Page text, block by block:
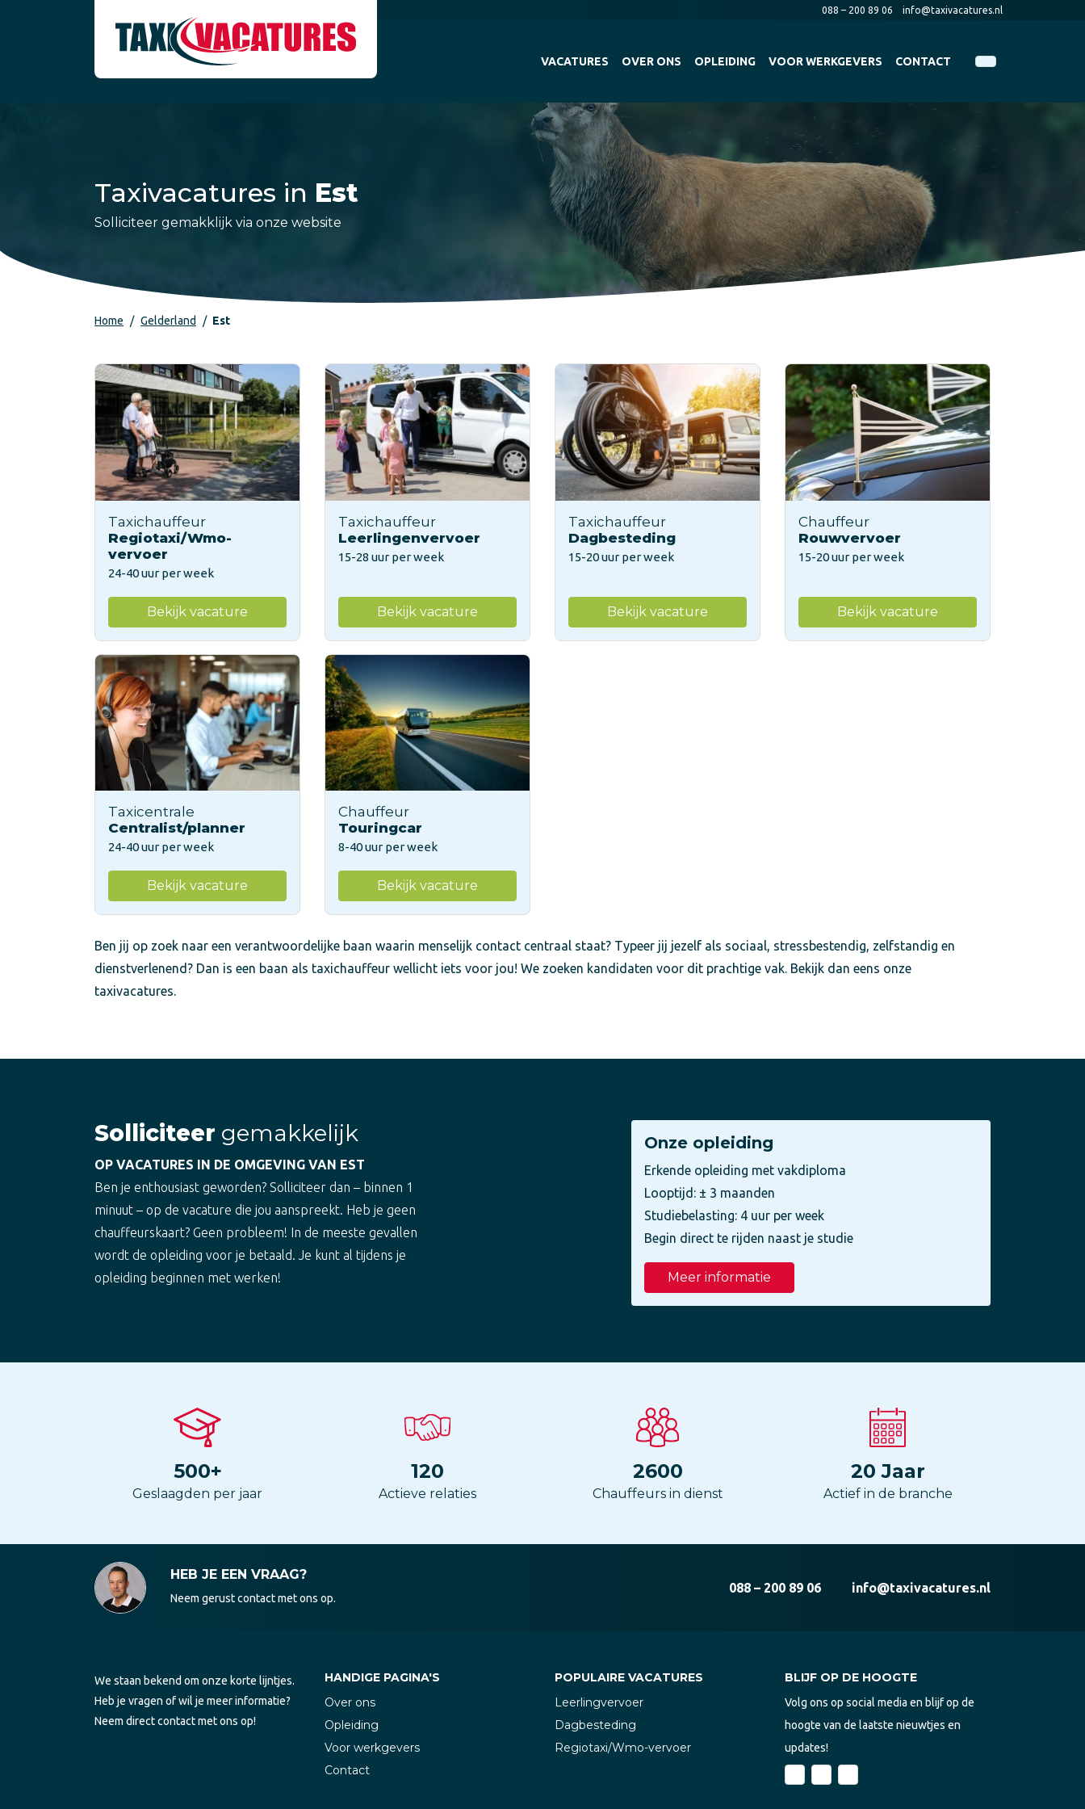
088 – 200 89 06 info@taxivacatures.nl
VACATURES OVER ONS OPLEIDING VOOR WERKGEVERS CONTACT
Taxivacatures in Est
Solliciteer gemakklijk via onze website
Home Gelderland Est
Taxichauffeur
Regiotaxi/Wmo-
vervoer
24-40 uur per week
Bekijk vacature
Taxichauffeur
Leerlingenvervoer
15-28 uur per week
Bekijk vacature
Taxichauffeur
Dagbesteding
15-20 uur per week
Bekijk vacature
Chauffeur
Rouwvervoer
15-20 uur per week
Bekijk vacature
Taxicentrale
Centralist/planner
24-40 uur per week
Bekijk vacature
Chauffeur
Touringcar
8-40 uur per week
Bekijk vacature
Ben jij op zoek naar een verantwoordelijke baan waarin menselijk contact centraal staat? Typeer jij jezelf als sociaal, stressbestendig, zelfstandig en
dienstverlenend? Dan is een baan als taxichauffeur wellicht iets voor jou! We zoeken kandidaten voor dit prachtige vak. Bekijk dan eens onze
taxivacatures.
Solliciteer gemakkelijk
OP VACATURES IN DE OMGEVING VAN EST
Ben je enthousiast geworden? Solliciteer dan – binnen 1
minuut – op de vacature die jou aanspreekt. Heb je geen
chauffeurskaart? Geen probleem! In de meeste gevallen
wordt de opleiding voor je betaald. Je kunt al tijdens je
opleiding beginnen met werken!
Onze opleiding
Erkende opleiding met vakdiploma
Looptijd: ± 3 maanden
Studiebelasting: 4 uur per week
Begin direct te rijden naast je studie
Meer informatie
500+
Geslaagden per jaar
120
Actieve relaties
2600
Chauffeurs in dienst
20 Jaar
Actief in de branche
HEB JE EEN VRAAG?
Neem gerust contact met ons op.
088 – 200 89 06 info@taxivacatures.nl
We staan bekend om onze korte lijntjes.
Heb je vragen of wil je meer informatie?
Neem direct contact met ons op!
HANDIGE PAGINA'S
Over ons
Opleiding
Voor werkgevers
Contact
POPULAIRE VACATURES
Leerlingvervoer
Dagbesteding
Regiotaxi/Wmo-vervoer
BLIJF OP DE HOOGTE
Volg ons op social media en blijf op de
hoogte van de laatste nieuwtjes en
updates!